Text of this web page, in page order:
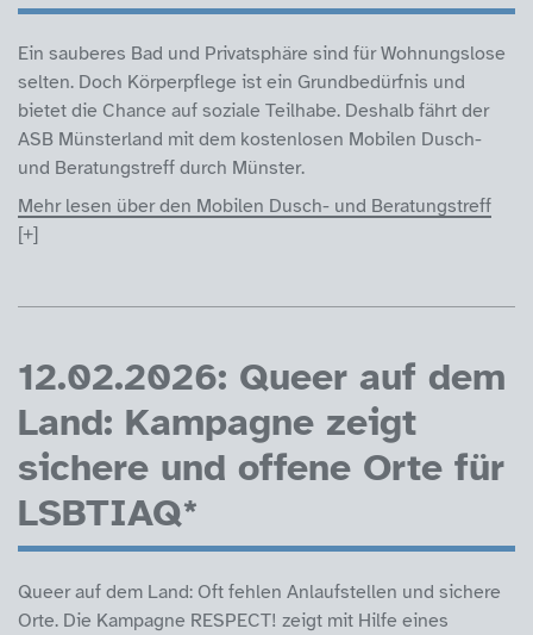
Ein sauberes Bad und Privatsphäre sind für Wohnungslose
selten. Doch Körperpflege ist ein Grundbedürfnis und
bietet die Chance auf soziale Teilhabe. Deshalb fährt der
ASB Münsterland mit dem kostenlosen Mobilen Dusch-
und Beratungstreff durch Münster.
Mehr lesen über den Mobilen Dusch- und Beratungstreff
12.02.2026: Queer auf dem
Land: Kampagne zeigt
sichere und offene Orte für
LSBTIAQ*
Queer auf dem Land: Oft fehlen Anlaufstellen und sichere
Orte. Die Kampagne RESPECT! zeigt mit Hilfe eines